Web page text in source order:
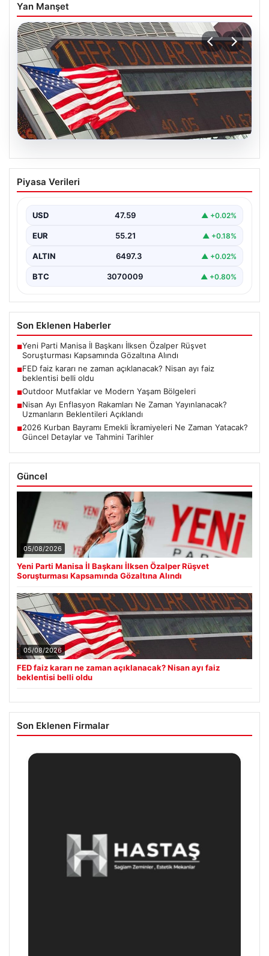
Yan Manşet
05.08.2026
FED faiz kararı ne zaman açıklanacak?
Nisan ayı faiz beklentisi belli oldu
Piyasa Verileri
USD 47.59 ▲ +0.02%
EUR 55.21 ▲ +0.18%
ALTIN 6497.3 ▲ +0.02%
BTC 3070009 ▲ +0.80%
Son Eklenen Haberler
■Yeni Parti Manisa İl Başkanı İlksen Özalper Rüşvet
Soruşturması Kapsamında Gözaltına Alındı
■FED faiz kararı ne zaman açıklanacak? Nisan ayı faiz
beklentisi belli oldu
■Outdoor Mutfaklar ve Modern Yaşam Bölgeleri
■Nisan Ayı Enflasyon Rakamları Ne Zaman Yayınlanacak?
Uzmanların Beklentileri Açıklandı
■2026 Kurban Bayramı Emekli İkramiyeleri Ne Zaman Yatacak?
Güncel Detaylar ve Tahmini Tarihler
Güncel
05/08/2026
Yeni Parti Manisa İl Başkanı İlksen Özalper Rüşvet
Soruşturması Kapsamında Gözaltına Alındı
05/08/2026
FED faiz kararı ne zaman açıklanacak? Nisan ayı faiz
beklentisi belli oldu
Son Eklenen Firmalar